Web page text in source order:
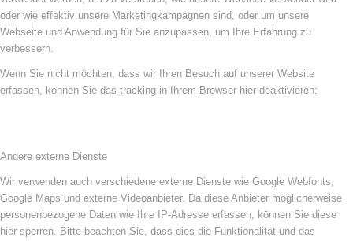
oder wie effektiv unsere Marketingkampagnen sind, oder um unsere
Webseite und Anwendung für Sie anzupassen, um Ihre Erfahrung zu
verbessern.
Wenn Sie nicht möchten, dass wir Ihren Besuch auf unserer Website
erfassen, können Sie das tracking in Ihrem Browser hier deaktivieren:
Andere externe Dienste
Wir verwenden auch verschiedene externe Dienste wie Google Webfonts,
Google Maps und externe Videoanbieter. Da diese Anbieter möglicherweise
personenbezogene Daten wie Ihre IP-Adresse erfassen, können Sie diese
hier sperren. Bitte beachten Sie, dass dies die Funktionalität und das